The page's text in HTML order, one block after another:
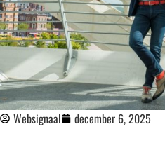
Websignaal december 6, 2025